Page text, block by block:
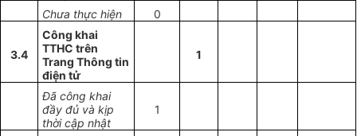
Chưa thực hiện 0
3.4
Công khai
TTHC trên
Trang Thông tin
điện tử
1
Đã công khai
đầy đủ và kịp
thời cập nhật
1